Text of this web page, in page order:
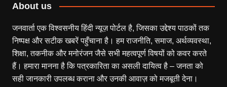
About us
जनवार्ता एक विश्वसनीय हिंदी न्यूज़ पोर्टल है, जिसका उद्देश्य पाठकों तक
निष्पक्ष और सटीक खबरें पहुँचाना है। हम राजनीति, समाज, अर्थव्यवस्था,
शिक्षा, तकनीक और मनोरंजन जैसे सभी महत्वपूर्ण विषयों को कवर करते
हैं। हमारा मानना है कि पत्रकारिता का असली दायित्व है – जनता को
सही जानकारी उपलब्ध कराना और उनकी आवाज़ को मजबूती देना।